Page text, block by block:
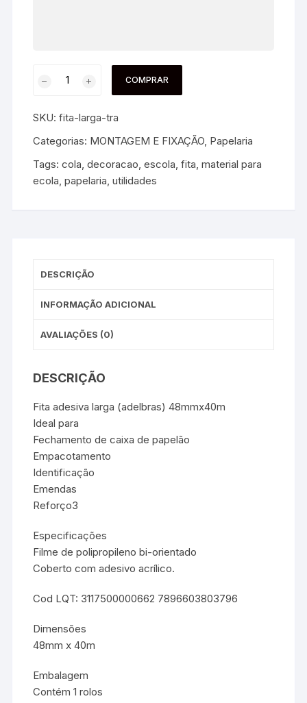
COMPRAR
SKU:fita-larga-tra
Categorias: MONTAGEM E FIXAÇÃO Papelaria
Tags:cola ,decoracao ,escola ,fita ,material para
ecola ,papelaria ,utilidades
DESCRIÇÃO
INFORMAÇÃO ADICIONAL
AVALIAÇÕES (0)
DESCRIÇÃO
Fita adesiva larga (adelbras) 48mmx40m
Ideal para
Fechamento de caixa de papelão
Empacotamento
Identificação
Emendas
Reforço3
Especificações
Filme de polipropileno bi-orientado
Coberto com adesivo acrílico.
Cod LQT: 3117500000662 7896603803796
Dimensões
48mm x 40m
Embalagem
Contém 1 rolos